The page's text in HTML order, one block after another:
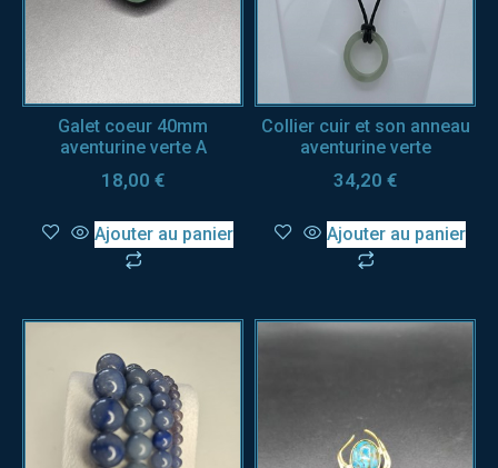
Galet coeur 40mm
aventurine verte A
18,00 €
Ajouter au panier
Collier cuir et son anneau
aventurine verte
34,20 €
Ajouter au panier